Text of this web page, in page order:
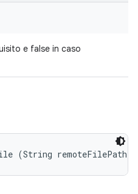
e false in caso
(String remoteFilePath)